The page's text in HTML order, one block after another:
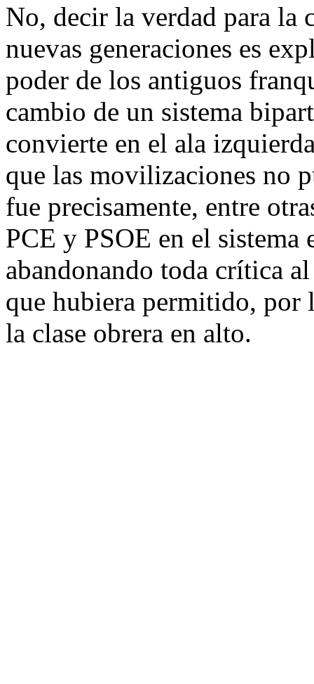
No, decir la verdad para la
nuevas generaciones es
poder de los antiguos
cambio de un sistema
convierte en el ala
que las movilizaciones no
fue precisamente, entre
PCE y PSOE en el
abandonando toda crítica
que hubiera permitido, por
la clase obrera en alto.